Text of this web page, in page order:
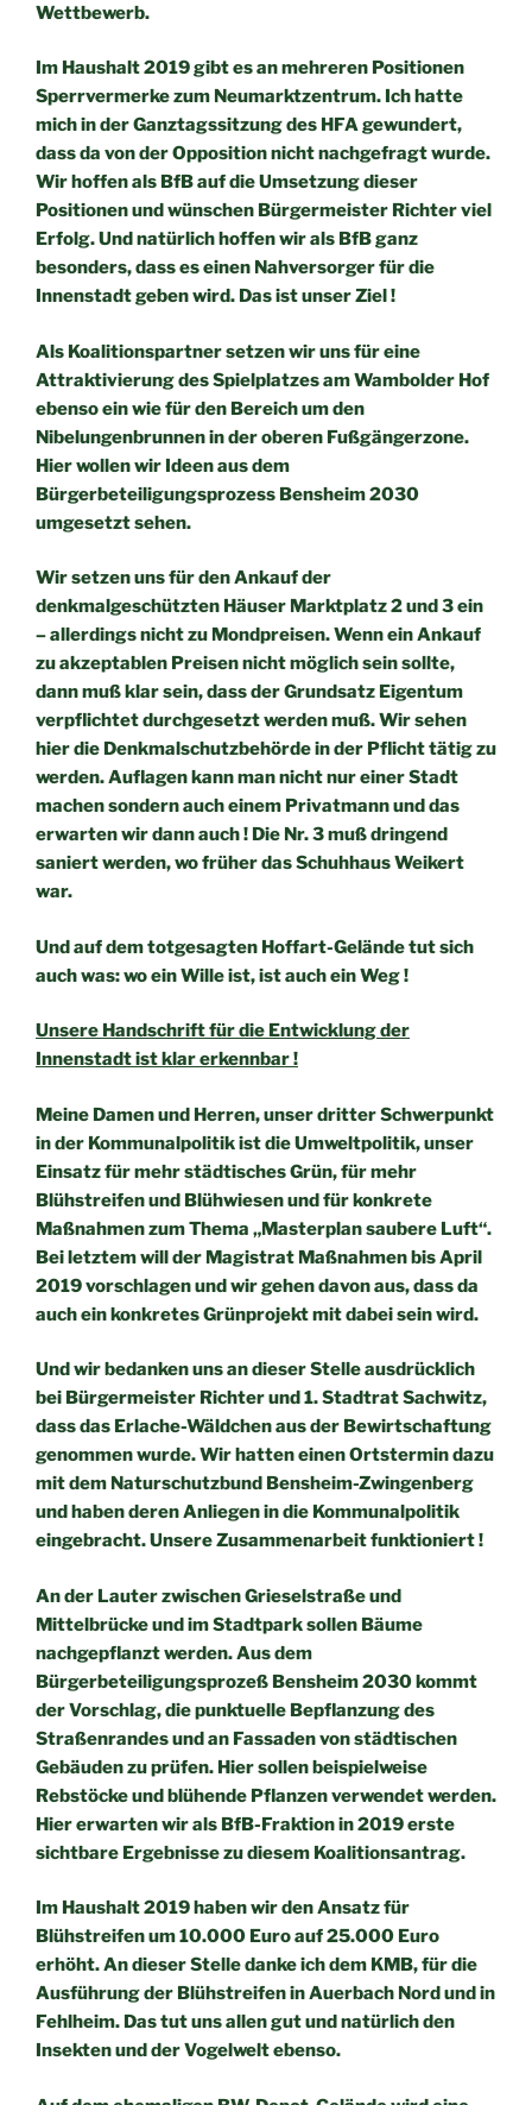
Wettbewerb.
Im Haushalt 2019 gibt es an mehreren Positionen
Sperrvermerkezum Neumarktzentrum. Ich hatte
mich in der Ganztagssitzung des HFA gewundert,
dass da von der Opposition nicht nachgefragtwurde.
Wir hoffen als BfB auf die Umsetzung dieser
Positionen undwünschen Bürgermeister Richter viel
Erfolg. Und natürlich hoffenwir als BfB ganz
besonders, dass es einen Nahversorger für die
Innenstadt geben wird. Das ist unser Ziel !
Als Koalitionspartner setzen wir uns für eine
Attraktivierung desSpielplatzes am Wambolder Hof
ebenso ein wie für den Bereich umden
Nibelungenbrunnen in der oberen Fußgängerzone.
Hier wollenwir Ideen aus dem
Bürgerbeteiligungsprozess Bensheim 2030
umgesetzt sehen.
Wir setzen uns für den Ankauf der
denkmalgeschützten Häuser Marktplatz 2 und 3 ein
– allerdings nicht zu Mondpreisen. Wenn einAnkauf
zu akzeptablen Preisen nicht möglich sein sollte,
dannmuß klar sein, dass der Grundsatz Eigentum
verpflichtetdurchgesetzt werden muß. Wir sehen
hier die Denkmalschutzbehörde in der Pflicht tätig zu
werden. Auflagen kann man nicht nureiner Stadt
machen sondern auch einem Privatmann und das
erwarten wir dann auch ! Die Nr. 3 muß dringend
saniert werden,wo früher das Schuhhaus Weikert
war.
Und auf dem totgesagten Hoffart-Gelände tut sich
auch was: wo einWille ist, ist auch ein Weg !
Unsere Handschrift für die Entwicklung der
Innenstadt ist klarerkennbar !
Meine Damen und Herren,unser dritter Schwerpunkt
in der Kommunalpolitik ist dieUmweltpolitik, unser
Einsatz für mehr städtisches Grün, für mehr
Blühstreifen und Blühwiesen und für konkrete
Maßnahmen zumThema „Masterplan saubere Luft“.
Bei letztem will der Magistrat Maßnahmen bis April
2019 vorschlagen und wir gehen davon aus,dass da
auch ein konkretes Grünprojekt mit dabei sein wird.
Und wir bedanken uns an dieser Stelle ausdrücklich
bei Bürgermeister Richter und 1. Stadtrat Sachwitz,
dass das Erlache-Wäldchen aus der Bewirtschaftung
genommen wurde. Wir hatteneinen Ortstermin dazu
mit dem Naturschutzbund Bensheim-Zwingenberg
und haben deren Anliegen in die Kommunalpolitik
eingebracht. Unsere Zusammenarbeit funktioniert !
An der Lauter zwischen Grieselstraße und
Mittelbrücke und imStadtpark sollen Bäume
nachgepflanzt werden. Aus dem
Bürgerbeteiligungsprozeß Bensheim 2030 kommt
der Vorschlag, diepunktuelle Bepflanzung des
Straßenrandes und an Fassaden vonstädtischen
Gebäuden zu prüfen. Hier sollen beispielweise
Rebstöcke und blühende Pflanzen verwendet werden.
Hier erwarten wir als BfB-Fraktion in 2019 erste
sichtbare Ergebnisse zu diesem Koalitionsantrag.
Im Haushalt 2019 haben wir den Ansatz für
Blühstreifen um 10.000 Euro auf 25.000 Euro
erhöht. An dieser Stelle danke ich dem KMB,für die
Ausführung der Blühstreifen in Auerbach Nord und in
Fehlheim. Das tut uns allen gut und natürlich den
Insekten undder Vogelwelt ebenso.